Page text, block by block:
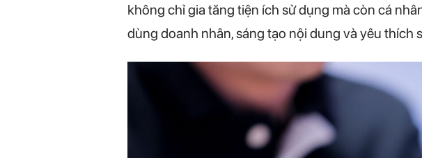
không chỉ gia tăng tiện ích sử dụng mà còn cá
dùng doanh nhân, sáng tạo nội dung và yêu thích